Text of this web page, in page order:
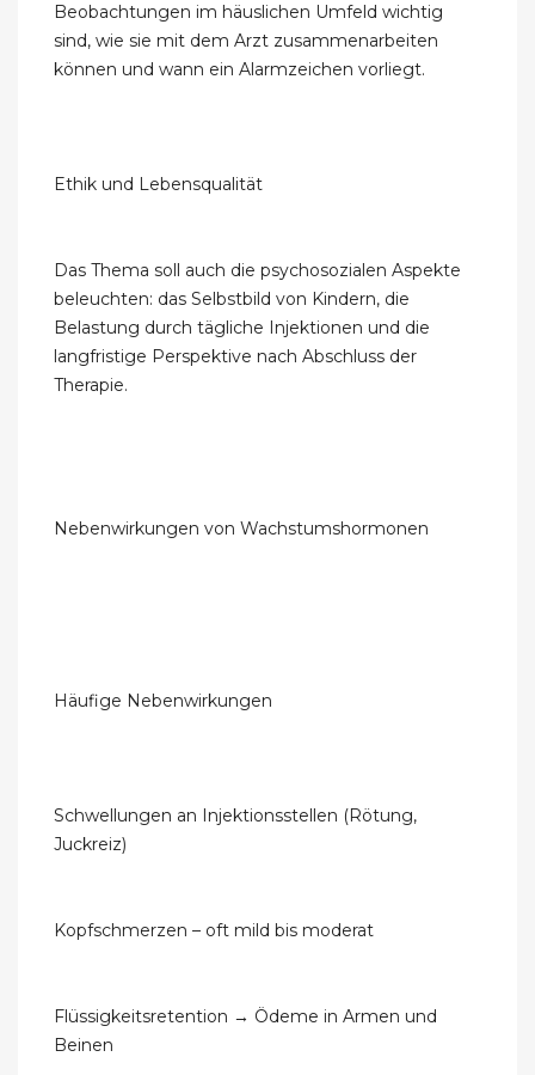
Beobachtungen im häuslichen Umfeld wichtig
sind, wie sie mit dem Arzt zusammenarbeiten
können und wann ein Alarmzeichen vorliegt.
Ethik und Lebensqualität
Das Thema soll auch die psychosozialen Aspekte
beleuchten: das Selbstbild von Kindern, die
Belastung durch tägliche Injektionen und die
langfristige Perspektive nach Abschluss der
Therapie.
Nebenwirkungen von Wachstumshormonen
Häufige Nebenwirkungen
Schwellungen an Injektionsstellen (Rötung,
Juckreiz)
Kopfschmerzen – oft mild bis moderat
Flüssigkeitsretention → Ödeme in Armen und
Beinen